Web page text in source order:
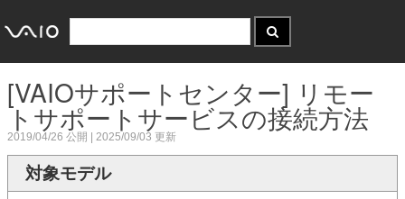
[VAIOサポートセンター] リモー
トサポートサービスの接続方法
2019/04/26 公開 | 2025/09/03 更新
対象モデル